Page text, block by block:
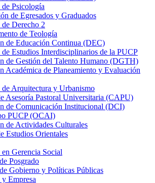
Psicología
de Egresados y Graduados
Derecho 2
de Teología
de Educación Continua (DEC)
de Estudios Interdisciplinarios de la PUCP
de Gestión del Talento Humano (DGTH)
Académica de Planeamiento y Evaluación
de Arquitectura y Urbanismo
Asesoría Pastoral Universitaria (CAPU)
de Comunicación Institucional (DCI)
PUCP (OCAI)
de Actividades Culturales
Estudios Orientales
Gerencia Social
Posgrado
Gobierno y Políticas Públicas
Empresa